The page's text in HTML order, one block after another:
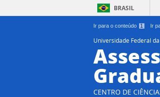
Ir para o conteúdo 1 Ir
BRASIL
Universidade Federal
CENTRO DE